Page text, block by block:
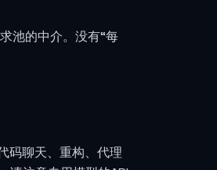
池的中介。没有“每
码聊天、重构、代理